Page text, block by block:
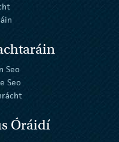
Seo
Seo
Óráidí